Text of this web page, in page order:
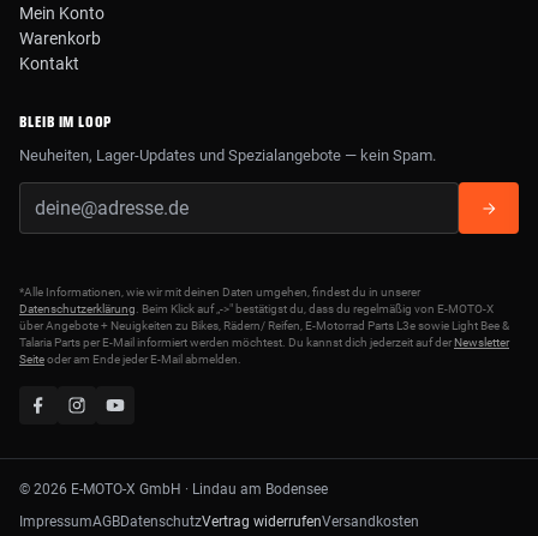
Mein Konto
Warenkorb
Kontakt
BLEIB IM LOOP
Neuheiten, Lager-Updates und Spezialangebote — kein Spam.
*Alle Informationen, wie wir mit deinen Daten umgehen, findest du in unserer
Datenschutzerklärung. Beim Klick auf „->" bestätigst du, dass du regelmäßig von E-MOTO-X
über Angebote + Neuigkeiten zu Bikes, Rädern/ Reifen, E-Motorrad Parts L3e sowie Light Bee &
Talaria Parts per E-Mail informiert werden möchtest. Du kannst dich jederzeit auf der Newsletter
Seiteoder am Ende jeder E-Mail abmelden.
© 2026 E-MOTO-X GmbH · Lindau am Bodensee
ImpressumAGBDatenschutzVertrag widerrufenVersandkosten